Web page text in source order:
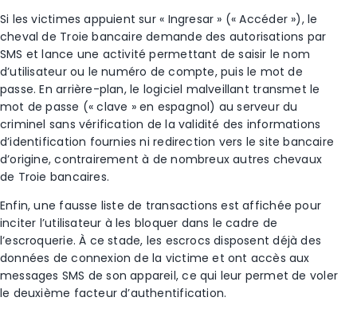
Si les victimes appuient sur « Ingresar » (« Accéder »), le
cheval de Troie bancaire demande des autorisations par
SMS et lance une activité permettant de saisir le nom
d’utilisateur ou le numéro de compte, puis le mot de
passe. En arrière-plan, le logiciel malveillant transmet le
mot de passe (« clave » en espagnol) au serveur du
criminel sans vérification de la validité des informations
d’identification fournies ni redirection vers le site bancaire
d’origine, contrairement à de nombreux autres chevaux
de Troie bancaires.
Enfin, une fausse liste de transactions est affichée pour
inciter l’utilisateur à les bloquer dans le cadre de
l’escroquerie. À ce stade, les escrocs disposent déjà des
données de connexion de la victime et ont accès aux
messages SMS de son appareil, ce qui leur permet de voler
le deuxième facteur d’authentification.